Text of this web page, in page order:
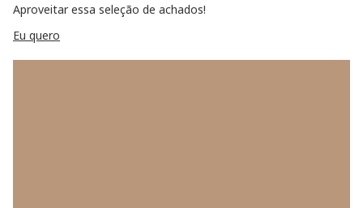
Aproveitar essa seleção de achados!
Eu quero